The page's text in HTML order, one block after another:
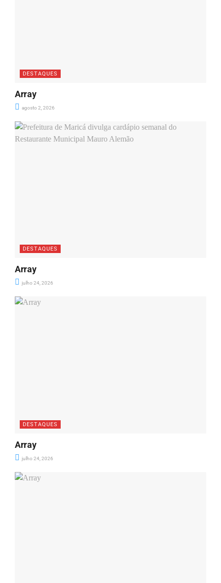
DESTAQUES
Array
agosto 2, 2026
DESTAQUES
Array
julho 24, 2026
DESTAQUES
Array
julho 24, 2026